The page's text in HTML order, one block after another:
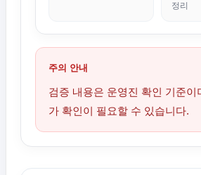
정리
주의 안내
검증 내용은 운영진 확인 기준이
가 확인이 필요할 수 있습니다.